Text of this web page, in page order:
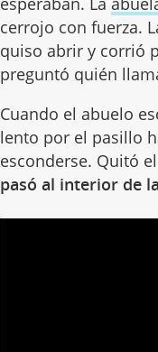
cerrojo con fuerza.
quiso abrir y corrió
preguntó quién
Cuando el abuelo
lento por el pasillo
esconderse. Quitó
pasó al interior de